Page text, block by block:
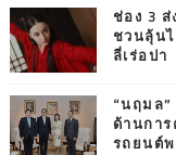
ช่อง 3
ชวนลุ้น
ลี่เร่อปา
“นฤมล
ด้านกา
รถยนต์